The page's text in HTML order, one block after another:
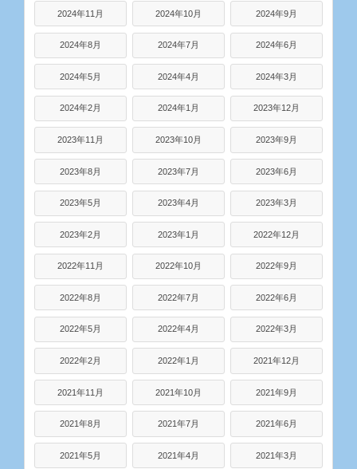
2024年11月 2024年10月 2024年9月
2024年8月 2024年7月 2024年6月
2024年5月 2024年4月 2024年3月
2024年2月 2024年1月 2023年12月
2023年11月 2023年10月 2023年9月
2023年8月 2023年7月 2023年6月
2023年5月 2023年4月 2023年3月
2023年2月 2023年1月 2022年12月
2022年11月 2022年10月 2022年9月
2022年8月 2022年7月 2022年6月
2022年5月 2022年4月 2022年3月
2022年2月 2022年1月 2021年12月
2021年11月 2021年10月 2021年9月
2021年8月 2021年7月 2021年6月
2021年5月 2021年4月 2021年3月